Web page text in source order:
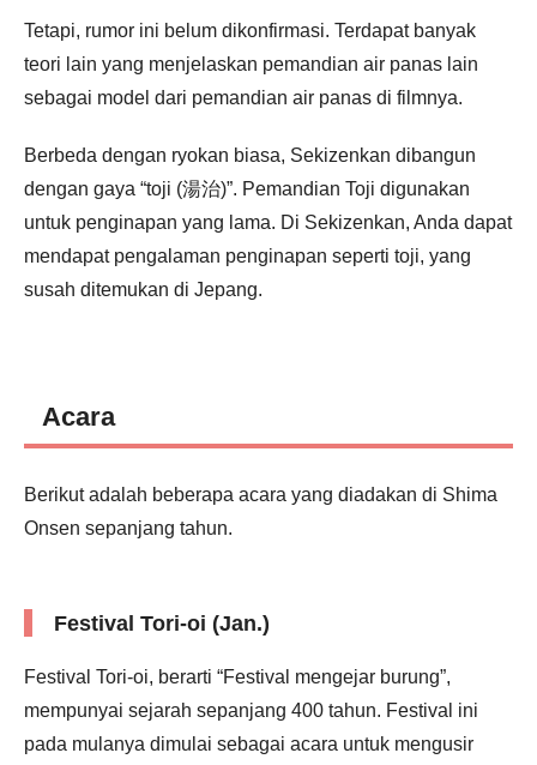
Tetapi, rumor ini belum dikonfirmasi. Terdapat banyak
teori lain yang menjelaskan pemandian air panas lain
sebagai model dari pemandian air panas di filmnya.
Berbeda dengan ryokan biasa, Sekizenkan dibangun
dengan gaya “toji (湯治)”. Pemandian Toji digunakan
untuk penginapan yang lama. Di Sekizenkan, Anda dapat
mendapat pengalaman penginapan seperti toji, yang
susah ditemukan di Jepang.
Acara
Berikut adalah beberapa acara yang diadakan di Shima
Onsen sepanjang tahun.
Festival Tori-oi (Jan.)
Festival Tori-oi, berarti “Festival mengejar burung”,
mempunyai sejarah sepanjang 400 tahun. Festival ini
pada mulanya dimulai sebagai acara untuk mengusir